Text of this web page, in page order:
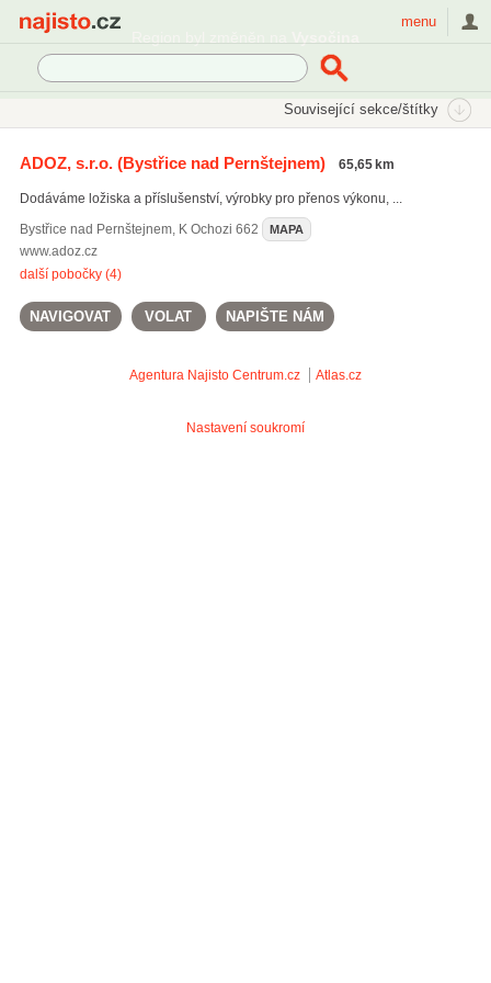
menu
Související sekce/štítky
řetězové převody(12)
ADOZ, s.r.o.(Bystřice nad Pernštejnem) 65,65 km
Dodáváme ložiska a příslušenství, výrobky pro přenos výkonu, ...
Bystřice nad Pernštejnem, K Ochozi 662 MAPA
www.adoz.cz
další pobočky (4)
NAVIGOVAT VOLAT NAPIŠTE NÁM
Agentura Najisto Centrum.cz Atlas.cz
Nastavení soukromí